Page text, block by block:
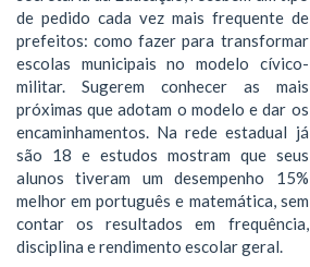
de pedido cada vez mais frequente de
prefeitos: como fazer para transformar
escolas municipais no modelo cívico-
militar. Sugerem conhecer as mais
próximas que adotam o modelo e dar os
encaminhamentos. Na rede estadual já
são 18 e estudos mostram que seus
alunos tiveram um desempenho 15%
melhor em português e matemática, sem
contar os resultados em frequência,
disciplina e rendimento escolar geral.